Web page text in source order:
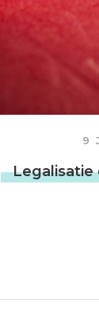
9
Legalisatie